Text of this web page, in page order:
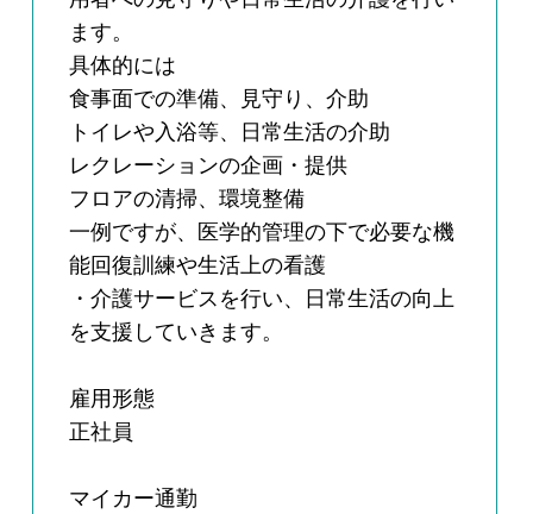
ます。
具体的には
食事面での準備、見守り、介助
トイレや入浴等、日常生活の介助
レクレーションの企画・提供
フロアの清掃、環境整備
一例ですが、医学的管理の下で必要な機
能回復訓練や生活上の看護
・介護サービスを行い、日常生活の向上
を支援していきます。
雇用形態
正社員
マイカー通勤